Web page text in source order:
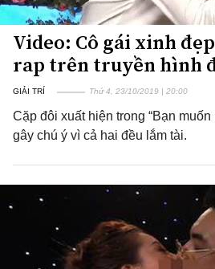
Video: Cô gái xinh
rap trên truyền hình
GIẢI TRÍ Thứ 4, 23/10/2019 | 20:00
Cặp đôi xuất hiện trong “Bạn
gây chú ý vì cả hai đều lắm tài.